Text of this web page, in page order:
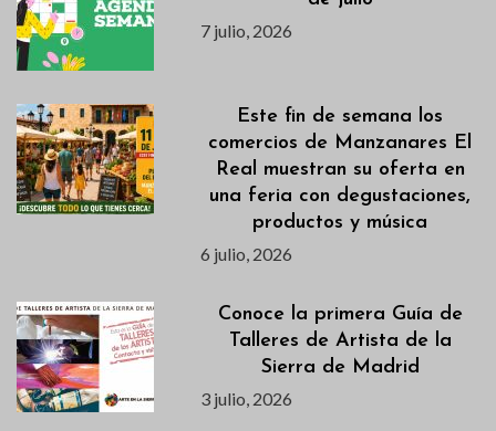
7 julio, 2026
Este fin de semana los
comercios de Manzanares El
Real muestran su oferta en
una feria con degustaciones,
productos y música
6 julio, 2026
Conoce la primera Guía de
Talleres de Artista de la
Sierra de Madrid
3 julio, 2026